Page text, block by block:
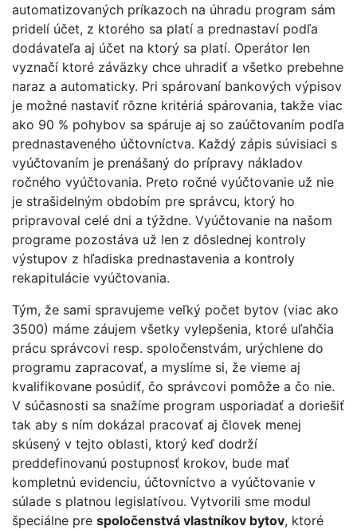
automatizovaných príkazoch na úhradu program sám
pridelí účet, z ktorého sa platí a prednastaví podľa
dodávateľa aj účet na ktorý sa platí. Operátor len
vyznačí ktoré záväzky chce uhradiť a všetko prebehne
naraz a automaticky. Pri spárovaní bankových výpisov
je možné nastaviť rôzne kritériá spárovania, takže viac
ako 90 % pohybov sa spáruje aj so zaúčtovaním podľa
prednastaveného účtovníctva. Každý zápis súvisiaci s
vyúčtovaním je prenášaný do prípravy nákladov
ročného vyúčtovania. Preto ročné vyúčtovanie už nie
je strašidelným obdobím pre správcu, ktorý ho
pripravoval celé dni a týždne. Vyúčtovanie na našom
programe pozostáva už len z dôslednej kontroly
výstupov z hľadiska prednastavenia a kontroly
rekapitulácie vyúčtovania.
Tým, že sami spravujeme veľký počet bytov (viac ako
3500) máme záujem všetky vylepšenia, ktoré uľahčia
prácu správcovi resp. spoločenstvám, urýchlene do
programu zapracovať, a myslíme si, že vieme aj
kvalifikovane posúdiť, čo správcovi pomôže a čo nie.
V súčasnosti sa snažíme program usporiadať a doriešiť
tak aby s ním dokázal pracovať aj človek menej
skúsený v tejto oblasti, ktorý keď dodrží
preddefinovanú postupnosť krokov, bude mať
kompletnú evidenciu, účtovníctvo a vyúčtovanie v
súlade s platnou legislatívou. Vytvorili sme modul
špeciálne pre spoločenstvá vlastníkov bytov, ktoré